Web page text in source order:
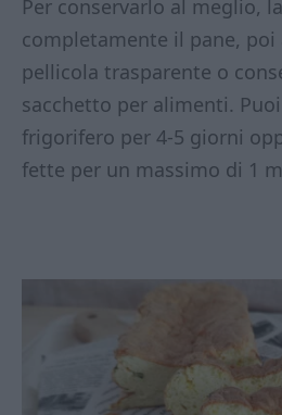
Per conservarlo al meglio,
completamente il pane, poi
pellicola trasparente o
sacchetto per alimenti.
frigorifero per 4-5 giorni
fette per un massimo di 1